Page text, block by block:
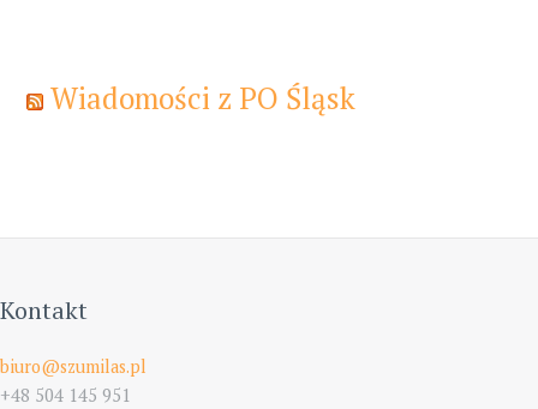
Wiadomości z PO Śląsk
Kontakt
biuro@szumilas.pl
+48 504 145 951